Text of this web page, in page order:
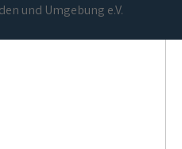
und Umgebung e.V.